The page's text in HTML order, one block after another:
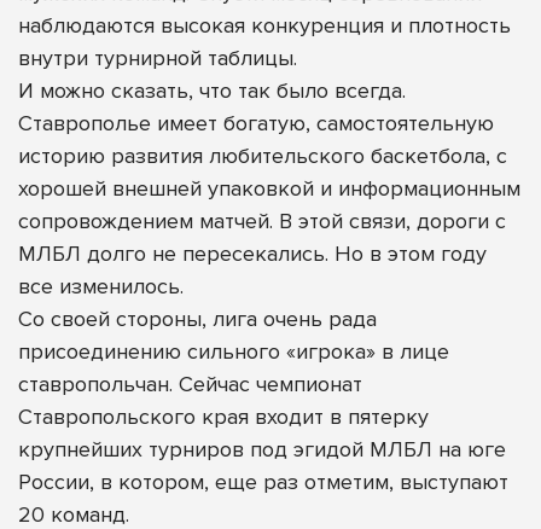
наблюдаются высокая конкуренция и плотность
внутри турнирной таблицы.
И можно сказать, что так было всегда.
Ставрополье имеет богатую, самостоятельную
историю развития любительского баскетбола, с
хорошей внешней упаковкой и информационным
сопровождением матчей. В этой связи, дороги с
МЛБЛ долго не пересекались. Но в этом году
все изменилось.
Со своей стороны, лига очень рада
присоединению сильного «игрока» в лице
ставропольчан. Сейчас чемпионат
Ставропольского края входит в пятерку
крупнейших турниров под эгидой МЛБЛ на юге
России, в котором, еще раз отметим, выступают
20 команд.